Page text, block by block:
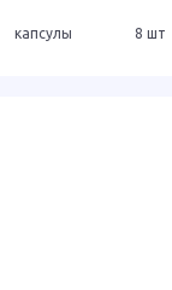
капсулы 8 шт